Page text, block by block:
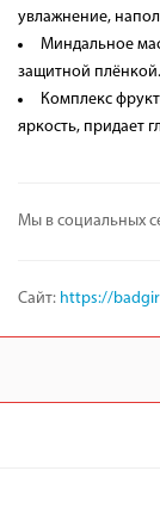
увлажнение,
Миндальное
защитной плёнкой.
Комплекс
яркость, придает
Мы в социальных
Сайт: https://